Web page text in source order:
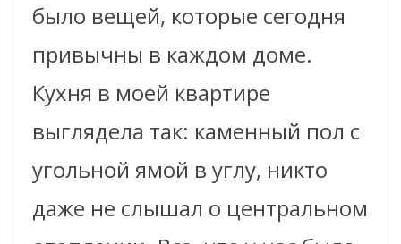
было вещей, которые сегодня
привычны в каждом доме.
Кухня в моей квартире
выглядела так: каменный пол с
угольной ямой в углу, никто
даже не слышал о центральном